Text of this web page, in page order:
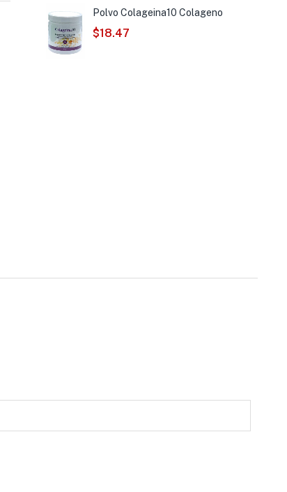
Polvo Colageina10 Colageno
$18.47